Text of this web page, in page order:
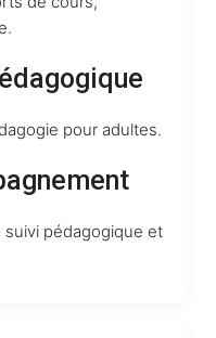
pour adultes.
suivi pédagogique et